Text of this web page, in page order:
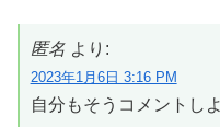
匿名 より:
2023年1月6日 3:16 PM
自分もそうコメントし